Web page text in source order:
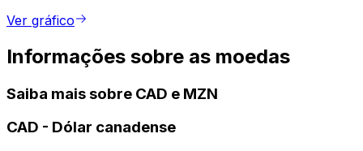
Ver gráfico
Informações sobre as moedas
Saiba mais sobre CAD e MZN
CAD - Dólar canadense